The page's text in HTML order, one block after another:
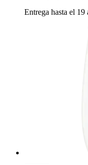
Entrega hasta el 19